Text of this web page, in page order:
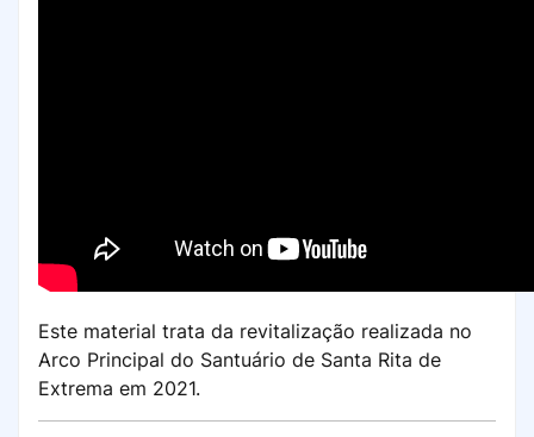
Este material trata da revitalização realizada no
Arco Principal do Santuário de Santa Rita de
Extrema em 2021.